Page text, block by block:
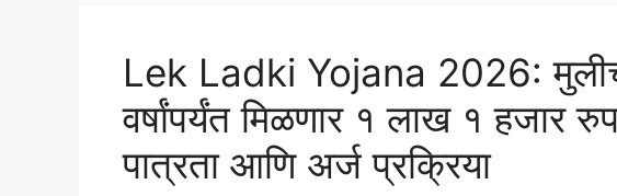
Lek Ladki Yojana 2026:
वर्षांपर्यंत मिळणार १ लाख १ हजार
पात्रता आणि अर्ज प्रक्रिया